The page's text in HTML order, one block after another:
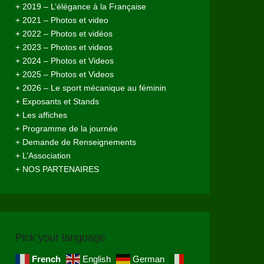
+ 2019 – L’élégance à la Française
+ 2021 – Photos et video
+ 2022 – Photos et vidéos
+ 2023 – Photos et videos
+ 2024 – Photos et Videos
+ 2025 – Photos et Videos
+ 2026 – Le sport mécanique au féminin
+ Exposants et Stands
+ Les affiches
+ Programme de la journée
+ Demande de Renseignements
+ L’Association
+ NOS PARTENAIRES
Pick your language
French English German